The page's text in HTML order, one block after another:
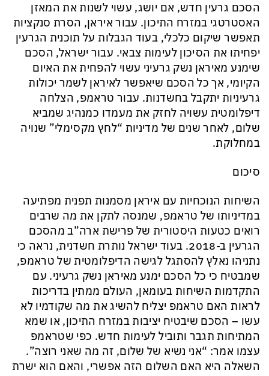
הסכם גרעין חדש, אם יושג, עשוי לשנות את המאזן
האסטרטגי במזרח התיכון. עבור איראן, הסרת סנקציות
תאפשר שיקום כלכלי, בעוד הגבלות על תוכנית הגרעין
יפחיתו את הסיכון לעימות צבאי. עבור ישראל, הסכם
שימנע מאיראן נשק גרעיני עשוי להפחית את האיום
הקיומי, אך כל הסכם שיאפשר לאיראן לשמר יכולות
גרעיניות יתקבל בחשדנות. עבור טראמפ, הצלחה
דיפלומטית עשויה לחזק את מעמדו כמנהיג שמביא
שלום, לאחר שנים של מדיניות “לחץ מקסימלי” שנויה
במחלוקת.
סיכום
השיחות הנוכחיות עם איראן מסמנות תפנית מפתיעה
במדיניותו של טראמפ, שמנסה לתקן את מה שרבים
רואים כטעות היסטורית של פרישת ארה”ב מהסכם
הגרעין ב-2018. בעוד ישראל נותרת חשדנית, נראה כי
נתניהו נאלץ להסתגל לגישה הדיפלומטית של טראמפ,
שמבטיח כי כל הסכם ימנע מאיראן נשק גרעיני. עם
התקדמות השיחות בעומאן, העולם ממתין בדריכות
לראות האם טראמפ יצליח להשיג את מה שקודמיו לא
עשו – הסכם שיבטיח יציבות במזרח התיכון, או שמא
המתיחות תגבר ותוביל לעימות חדש. כפי שטראמפ
עצמו אמר: “אני נשיא של שלום, זה מה שאני רוצה”.
השאלה היא האם השלום הזה אפשרי, והאם הוא ישרת